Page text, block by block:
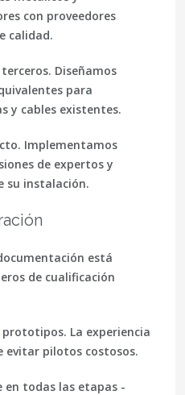
con proveedores
calidad.
Diseñamos
para
y cables existentes.
Implementamos
de expertos y
su instalación.
está
de cualificación
prototipos. La experiencia
evitar pilotos costosos.
en todas las etapas -